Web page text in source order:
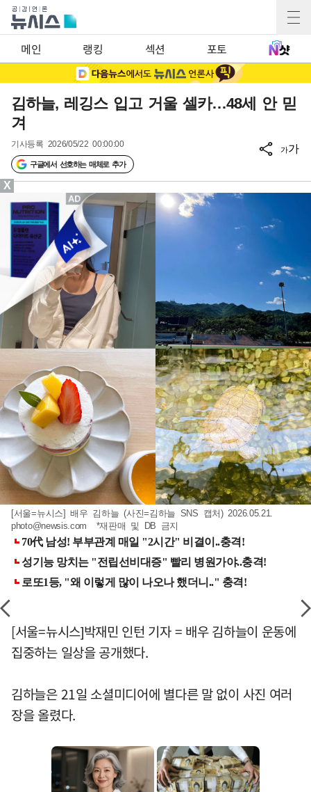
메인 랭킹 섹션 포토
김하늘, 레깅스 입고 거울 셀카…48세 안 믿
겨
기사등록 2026/05/22 00:00:00
구글에서 선호하는 매체로 추가
가가
[서울=뉴시스] 배우 김하늘 (사진=김하늘 SNS 캡처) 2026.05.21.
photo@newsis.com *재판매 및 DB 금지
[서울=뉴시스]박재민 인턴 기자 = 배우 김하늘이 운동에
집중하는 일상을 공개했다.
김하늘은 21일 소셜미디어에 별다른 말 없이 사진 여러
장을 올렸다.
X